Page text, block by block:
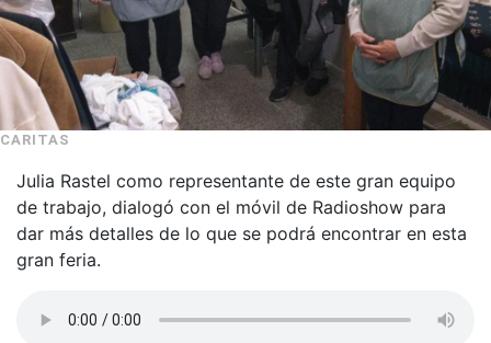
CARITAS
Julia Rastel como representante de este gran equipo
de trabajo, dialogó con el móvil de Radioshow para
dar más detalles de lo que se podrá encontrar en esta
gran feria.